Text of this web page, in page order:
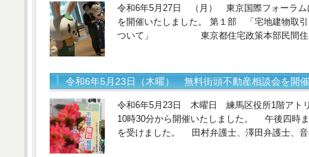
令和6年5月27日 （月） 東京国際フォーラム
を開催いたしました。 第１部 「宅地建物取
ついて」 東京都住宅政策本部民間住
令和6年5月23日（木曜） 無料街頭不動産相談会を開
令和6年5月23日 木曜日 練馬区役所1階アト
10時30分から開催いたしました。 午後四時
を受けました。 田村弁護士、澤田弁護士、